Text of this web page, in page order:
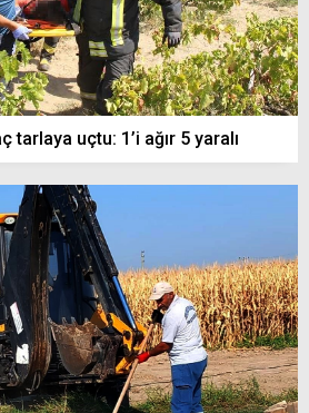
tarlaya uçtu: 1’i ağır 5 yaralı